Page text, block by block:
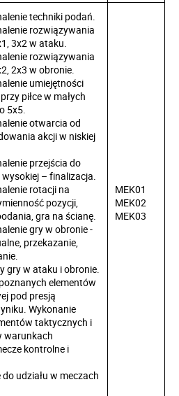
techniki podań.
rozwiązywania
3x2 w ataku.
rozwiązywania
2x3 w obronie.
umiejętności
piłce w małych
5x5.
otwarcia od
akcji w niskiej
przejścia do
– finalizacja.
rotacji na
pozycji,
gra na ścianę.
gry w obronie -
przekazanie,
gry w ataku i obronie.
elementów
pod presją
Wykonanie
taktycznych i
warunkach
kontrolne i
udziału w meczach
MEK01
MEK02
MEK03